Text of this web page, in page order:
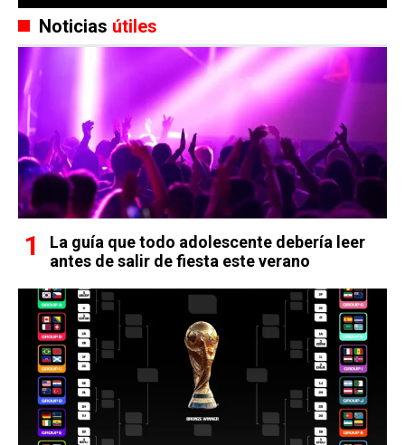
Noticias útiles
La guía que todo adolescente debería leer
antes de salir de fiesta este verano